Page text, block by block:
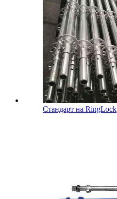
Стандарт на RingLock